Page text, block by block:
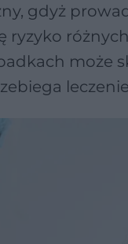
gdyż
ryzyko
może